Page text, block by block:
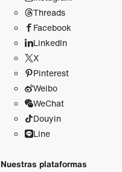
Threads
Facebook
LinkedIn
X
Pinterest
Weibo
WeChat
Douyin
Line
Nuestras plataformas